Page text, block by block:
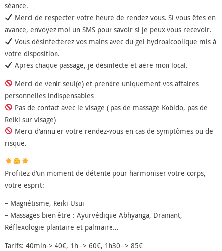
séance.
Merci de respecter votre heure de rendez vous. Si vous êtes en
avance, envoyez moi un SMS pour savoir si je peux vous recevoir.
Vous désinfecterez vos mains avec du gel hydroalcoolique mis à
votre disposition.
Après chaque passage, je désinfecte et aère mon local.
Merci de venir seul(e) et prendre uniquement vos affaires
personnelles indispensables
Pas de contact avec le visage ( pas de massage Kobido, pas de
Reiki sur visage)
Merci d’annuler votre rendez-vous en cas de symptômes ou de
risque.
Profitez d’un moment de détente pour harmoniser votre corps,
votre esprit:
– Magnétisme, Reiki Usui
– Massages bien être : Ayurvédique Abhyanga, Drainant,
Réflexologie plantaire et palmaire…
Tarifs: 40min-> 40€, 1h -> 60€, 1h30 -> 85€